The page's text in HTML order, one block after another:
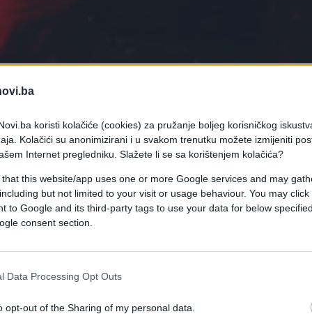
koristi kolačiće (cookies) za pružanje boljeg korisničkog
Kolačići su anonimizirani i u svakom trenutku možete izmijeniti
Internet pregledniku. Slažete li se sa korištenjem kolačića?
that this website/app uses one or more Google services and may
but not limited to your visit or usage behaviour. You may
to Google and its third-party tags to use your data for below
consent section.
Data Processing Opt Outs
opt-out of the Sharing of my personal data.
a od njega se opraštaju mnogi estradni